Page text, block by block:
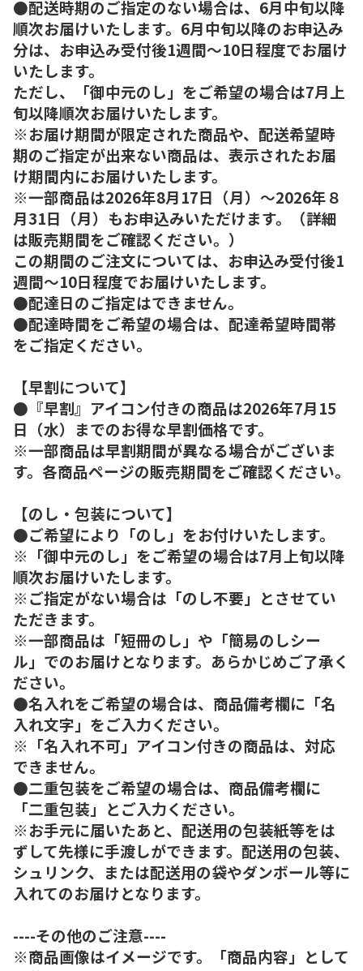
●配送時期のご指定のない場合は、6月中旬以降
順次お届けいたします。6月中旬以降のお申込み
分は、お申込み受付後1週間～10日程度でお届け
いたします。
ただし、「御中元のし」をご希望の場合は7月上
旬以降順次お届けいたします。
※お届け期間が限定された商品や、配送希望時
期のご指定が出来ない商品は、表示されたお届
け期間内にお届けいたします。
※一部商品は2026年8月17日（月）～2026年８
月31日（月）もお申込みいただけます。（詳細
は販売期間をご確認ください。）
この期間のご注文については、お申込み受付後1
週間～10日程度でお届けいたします。
●配達日のご指定はできません。
●配達時間をご希望の場合は、配達希望時間帯
をご指定ください。
【早割について】
●『早割』アイコン付きの商品は2026年7月15
日（水）までのお得な早割価格です。
※一部商品は早割期間が異なる場合がございま
す。各商品ページの販売期間をご確認ください。
【のし・包装について】
●ご希望により「のし」をお付けいたします。
※「御中元のし」をご希望の場合は7月上旬以降
順次お届けいたします。
※ご指定がない場合は「のし不要」とさせてい
ただきます。
※一部商品は「短冊のし」や「簡易のしシー
ル」でのお届けとなります。あらかじめご了承く
ださい。
●名入れをご希望の場合は、商品備考欄に「名
入れ文字」をご入力ください。
※「名入れ不可」アイコン付きの商品は、対応
できません。
●二重包装をご希望の場合は、商品備考欄に
「二重包装」とご入力ください。
※お手元に届いたあと、配送用の包装紙等をは
ずして先様に手渡しができます。配送用の包装、
シュリンク、または配送用の袋やダンボール等に
入れてのお届けとなります。
----その他のご注意----
※商品画像はイメージです。「商品内容」として